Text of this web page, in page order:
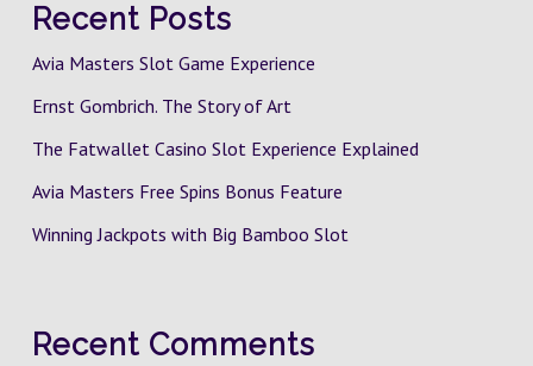
Recent Posts
Avia Masters Slot Game Experience
Ernst Gombrich. The Story of Art
The Fatwallet Casino Slot Experience Explained
Avia Masters Free Spins Bonus Feature
Winning Jackpots with Big Bamboo Slot
Recent Comments